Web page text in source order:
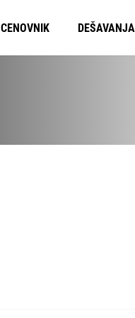
CENOVNIK DEŠAVANJA